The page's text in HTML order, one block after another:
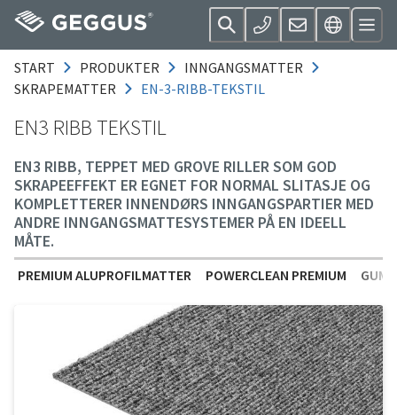
START PRODUKTER
INNGANGSMATTER
SKRAPEMATTER
EN-3-RIBB-TEKSTIL
EN3 RIBB TEKSTIL
EN3 RIBB, TEPPET MED GROVE RILLER SOM GOD
SKRAPEEFFEKT ER EGNET FOR NORMAL SLITASJE OG
KOMPLETTERER INNENDØRS INNGANGSPARTIER MED
ANDRE INNGANGSMATTESYSTEMER PÅ EN IDEELL
MÅTE.
PREMIUM ALUPROFILMATTER POWERCLEAN PREMIUM